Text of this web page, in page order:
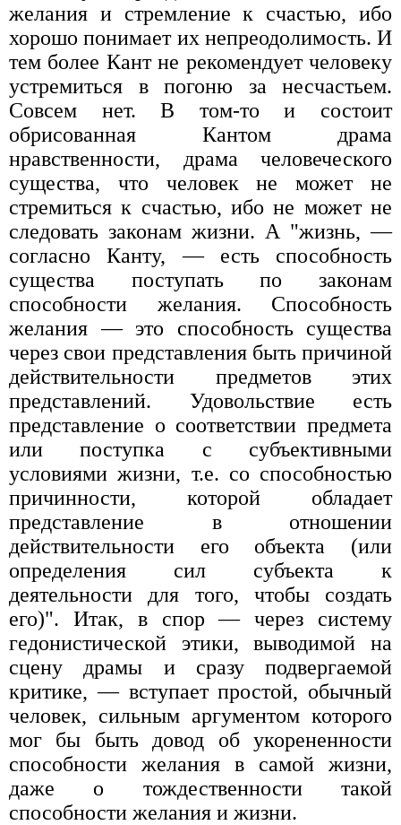
желания и стремление к счастью, ибо
хорошо понимает их непреодолимость. И
тем более Кант не рекомендует человеку
устремиться в погоню за несчастьем.
Совсем нет. В том-то и состоит
обрисованная Кантом драма
нравственности, драма человеческого
существа, что человек не может не
стремиться к счастью, ибо не может не
следовать законам жизни. А "жизнь, —
согласно Канту, — есть способность
существа поступать по законам
способности желания. Способность
желания — это способность существа
через свои представления быть причиной
действительности предметов этих
представлений. Удовольствие есть
представление о соответствии предмета
или поступка с субъективными
условиями жизни, т.е. со способностью
причинности, которой обладает
представление в отношении
действительности его объекта (или
определения сил субъекта к
деятельности для того, чтобы создать
его)". Итак, в спор — через систему
гедонистической этики, выводимой на
сцену драмы и сразу подвергаемой
критике, — вступает простой, обычный
человек, сильным аргументом которого
мог бы быть довод об укорененности
способности желания в самой жизни,
даже о тождественности такой
способности желания и жизни.